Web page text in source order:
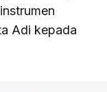
Adi kepada